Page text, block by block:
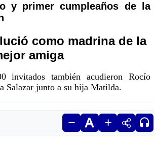
y primer cumpleaños de la
como madrina de la
amiga
invitados también acudieron Rocío
Salazar junto a su hija Matilda.